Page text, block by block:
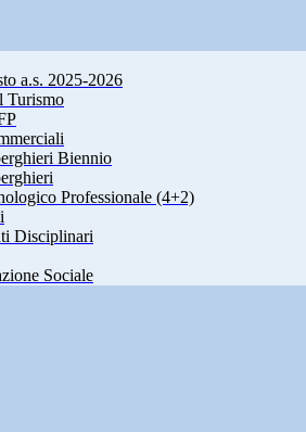
a.s. 2025-2026
Turismo
Biennio
Professionale (4+2)
Disciplinari
Sociale